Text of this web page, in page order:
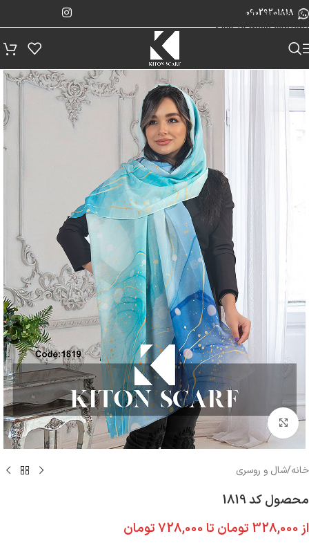
Skip to navigation
Skip to main content
09029201818
بزرگنمایی تصویر
خانه/شال و روسری
محصول کد 1819
از 328,000 تومان تا 728,000تومان